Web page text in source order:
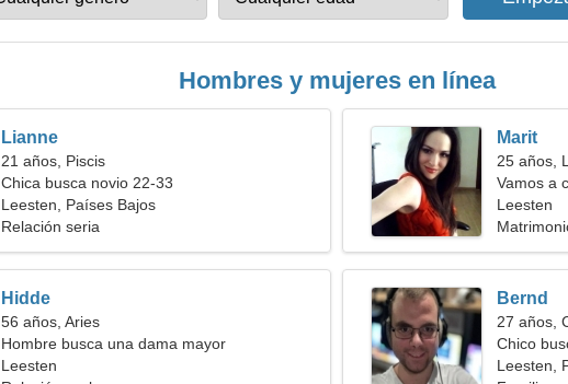
Hombres y mujeres en línea
Lianne
21 años, Piscis
Chica busca novio 22-33
Leesten, Países Bajos
Relación seria
Marit
25 años,
Vamos a
Leesten
Hidde
56 años, Aries
Hombre busca una dama mayor
Leesten
Bernd
27 años,
Chico
Leesten,